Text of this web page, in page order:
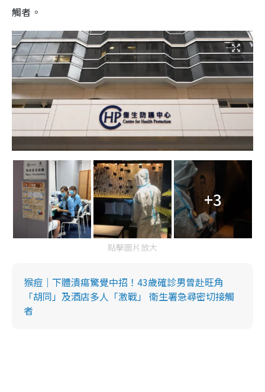
觸者。
+3
點擊圖片放大
猴痘｜下體潰瘍驚覺中招！43歲確診男曾赴旺角
「胡同」及酒店多人「激戰」 衛生署急尋密切接觸
者